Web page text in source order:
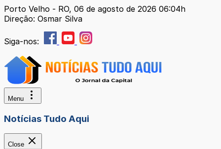
Porto Velho - RO, 06 de agosto de 2026 06:04h
Direção: Osmar Silva
Siga-nos:
Menu
Notícias Tudo Aqui
Close